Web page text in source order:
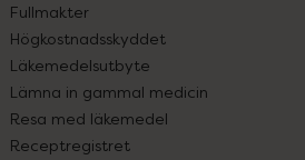
Fullmakter
Högkostnadsskyddet
Läkemedelsutbyte
Lämna in gammal medicin
Resa med läkemedel
Receptregistret